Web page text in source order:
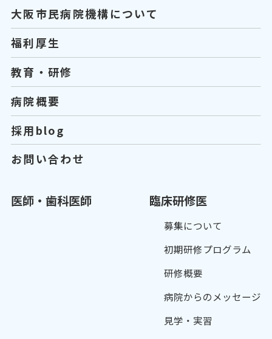
大阪市民病院機構について
福利厚生
教育・研修
病院概要
採用blog
お問い合わせ
医師・歯科医師 臨床研修医
募集について
初期研修プログラム
研修概要
病院からのメッセージ
見学・実習